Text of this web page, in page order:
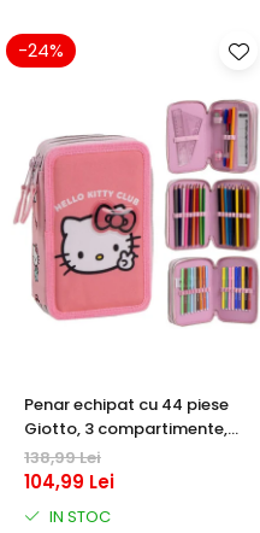
-24%
Penar echipat cu 44 piese
Giotto, 3 compartimente,
Hello Kitty
138,99 Lei
104,99 Lei
IN STOC